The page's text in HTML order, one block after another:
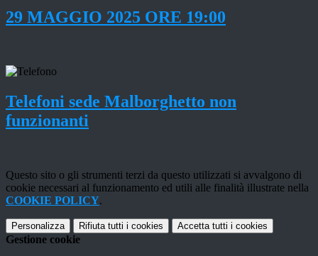
29 MAGGIO 2025 ORE 19:00
Telefoni sede Malborghetto non
funzionanti
Questo sito o gli strumenti terzi da questo utilizzati si avvalgono di
cookie necessari al funzionamento ed utili alle finalità illustrate nella
COOKIE POLICY.
Personalizza Rifiuta tutti i cookies Accetta tutti i cookies
Gestione cookie